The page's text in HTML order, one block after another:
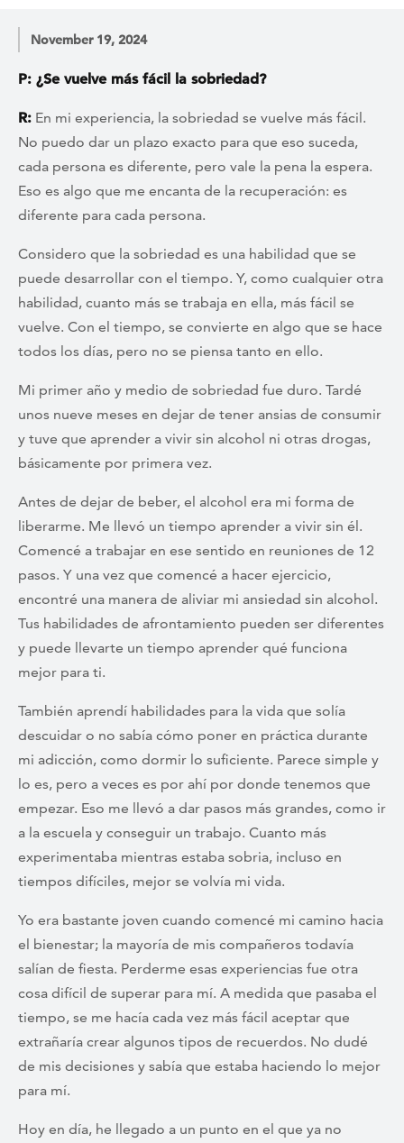
November 19, 2024
P: ¿Se vuelve más fácil la sobriedad?
R: En mi experiencia, la sobriedad se vuelve más fácil.
No puedo dar un plazo exacto para que eso suceda,
cada persona es diferente, pero vale la pena la espera.
Eso es algo que me encanta de la recuperación: es
diferente para cada persona.
Considero que la sobriedad es una habilidad que se
puede desarrollar con el tiempo. Y, como cualquier otra
habilidad, cuanto más se trabaja en ella, más fácil se
vuelve. Con el tiempo, se convierte en algo que se hace
todos los días, pero no se piensa tanto en ello.
Mi primer año y medio de sobriedad fue duro. Tardé
unos nueve meses en dejar de tener ansias de consumir
y tuve que aprender a vivir sin alcohol ni otras drogas,
básicamente por primera vez.
Antes de dejar de beber, el alcohol era mi forma de
liberarme. Me llevó un tiempo aprender a vivir sin él.
Comencé a trabajar en ese sentido en reuniones de 12
pasos. Y una vez que comencé a hacer ejercicio,
encontré una manera de aliviar mi ansiedad sin alcohol.
Tus habilidades de afrontamiento pueden ser diferentes
y puede llevarte un tiempo aprender qué funciona
mejor para ti.
También aprendí habilidades para la vida que solía
descuidar o no sabía cómo poner en práctica durante
mi adicción, como dormir lo suficiente. Parece simple y
lo es, pero a veces es por ahí por donde tenemos que
empezar. Eso me llevó a dar pasos más grandes, como ir
a la escuela y conseguir un trabajo. Cuanto más
experimentaba mientras estaba sobria, incluso en
tiempos difíciles, mejor se volvía mi vida.
Yo era bastante joven cuando comencé mi camino hacia
el bienestar; la mayoría de mis compañeros todavía
salían de fiesta. Perderme esas experiencias fue otra
cosa difícil de superar para mí. A medida que pasaba el
tiempo, se me hacía cada vez más fácil aceptar que
extrañaría crear algunos tipos de recuerdos. No dudé
de mis decisiones y sabía que estaba haciendo lo mejor
para mí.
Hoy en día, he llegado a un punto en el que ya no